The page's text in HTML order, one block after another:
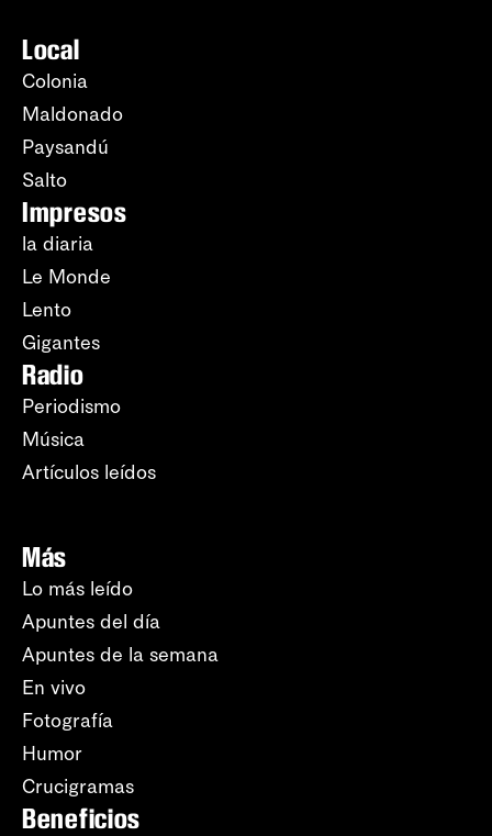
Local
Colonia
Maldonado
Paysandú
Salto
Impresos
la diaria
Le Monde
Lento
Gigantes
Radio
Periodismo
Música
Artículos leídos
Más
Lo más leído
Apuntes del día
Apuntes de la semana
En vivo
Fotografía
Humor
Crucigramas
Beneficios